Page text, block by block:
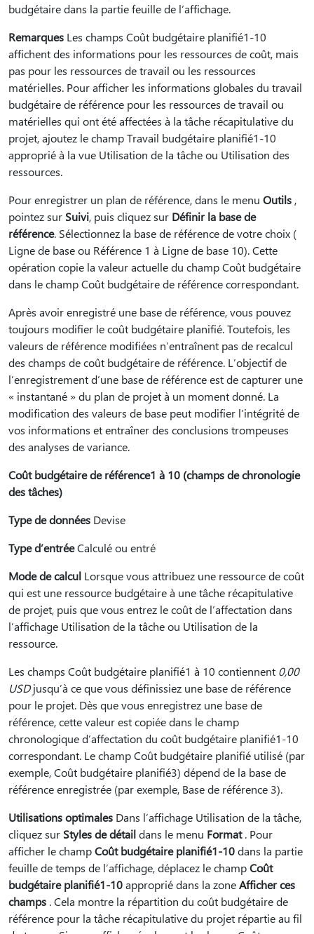
budgétaire dans la partie feuille de l’affichage.
Remarques Les champs Coût budgétaire planifié1-10
affichent des informations pour les ressources de coût, mais
pas pour les ressources de travail ou les ressources
matérielles. Pour afficher les informations globales du travail
budgétaire de référence pour les ressources de travail ou
matérielles qui ont été affectées à la tâche récapitulative du
projet, ajoutez le champ Travail budgétaire planifié1-10
approprié à la vue Utilisation de la tâche ou Utilisation des
ressources.
Pour enregistrer un plan de référence, dans le menu Outils ,
pointez sur Suivi, puis cliquez sur Définir la base de
référence. Sélectionnez la base de référence de votre choix (
Ligne de base ou Référence 1 à Ligne de base 10). Cette
opération copie la valeur actuelle du champ Coût budgétaire
dans le champ Coût budgétaire de référence correspondant.
Après avoir enregistré une base de référence, vous pouvez
toujours modifier le coût budgétaire planifié. Toutefois, les
valeurs de référence modifiées n’entraînent pas de recalcul
des champs de coût budgétaire de référence. L’objectif de
l’enregistrement d’une base de référence est de capturer une
« instantané » du plan de projet à un moment donné. La
modification des valeurs de base peut modifier l’intégrité de
vos informations et entraîner des conclusions trompeuses
des analyses de variance.
Coût budgétaire de référence1 à 10 (champs de chronologie
des tâches)
Type de données Devise
Type d’entréeCalculé ou entré
Mode de calcul Lorsque vous attribuez une ressource de coût
qui est une ressource budgétaire à une tâche récapitulative
de projet, puis que vous entrez le coût de l’affectation dans
l’affichage Utilisation de la tâche ou Utilisation de la
ressource.
Les champs Coût budgétaire planifié1 à 10 contiennent 0,00
USDjusqu’à ce que vous définissiez une base de référence
pour le projet. Dès que vous enregistrez une base de
référence, cette valeur est copiée dans le champ
chronologique d’affectation du coût budgétaire planifié1-10
correspondant. Le champ Coût budgétaire planifié utilisé (par
exemple, Coût budgétaire planifié3) dépend de la base de
référence enregistrée (par exemple, Base de référence 3).
Utilisations optimales Dans l’affichage Utilisation de la tâche,
cliquez sur Styles de détaildans le menu Format. Pour
afficher le champCoût budgétaire planifié1-10dans la partie
feuille de temps de l’affichage, déplacez le champCoût
budgétaire planifié1-10approprié dans la zoneAfficher ces
champs . Cela montre la répartition du coût budgétaire de
référence pour la tâche récapitulative du projet répartie au fil